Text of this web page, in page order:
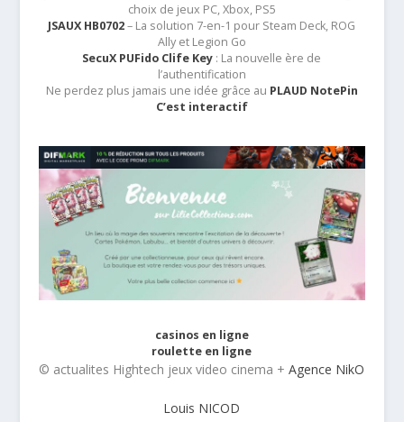
choix de jeux PC, Xbox, PS5
JSAUX HB0702– La solution 7-en-1 pour Steam Deck, ROG
Ally et Legion Go
SecuX PUFido Clife Key : La nouvelle ère de
l’authentification
Ne perdez plus jamais une idée grâce au PLAUD NotePin
C’est interactif
casinos en ligne
roulette en ligne
© actualites Hightech jeux video cinema +Agence NikO
Louis NICOD